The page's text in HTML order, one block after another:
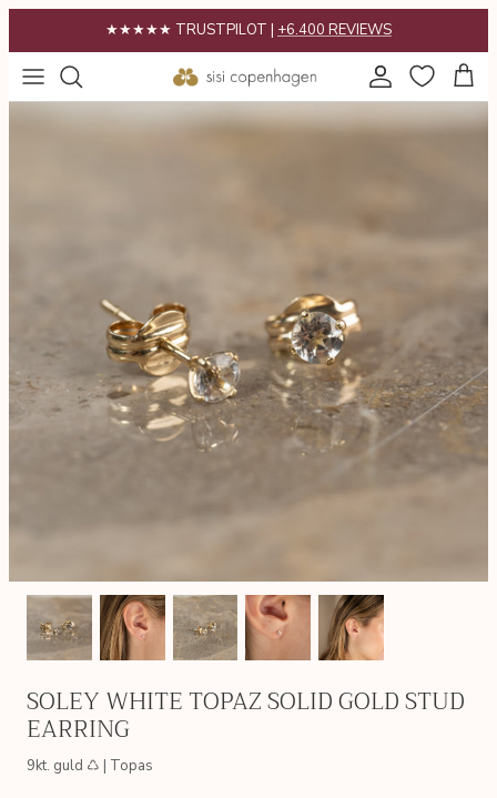
★★★★★ TRUSTPILOT | +6.400 REVIEWS
POPULÆRT
Gaveguide
SOLEY WHITE TOPAZ SOLID GOLD STUD
EARRING
9kt. guld ♺ | Topas